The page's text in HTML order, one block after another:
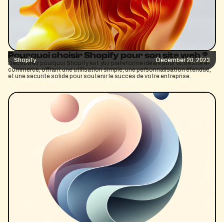
Shopify December 20, 2023
Pourquoi choisir Shopify pour son site web ?
Découvrez pourquoi Shopify est ybz plateforme idéale pour votre site e-
commerce, offrant une utilisation simple, une personnalisation étendue,
et une sécurité solide pour soutenir le succès de votre entreprise.